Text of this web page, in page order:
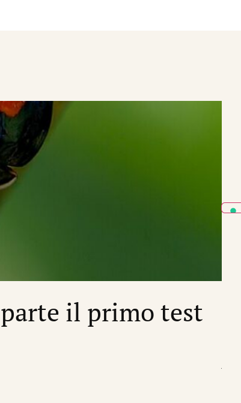
il primo test